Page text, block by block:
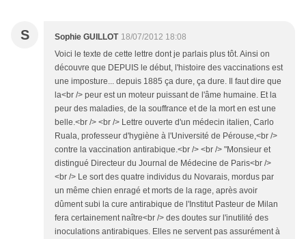
S Sophie GUILLOT 18/07/2012 18:08
Voici le texte de cette lettre dont je parlais plus tôt. Ainsi on
découvre que DEPUIS le début, l'histoire des vaccinations est
une imposture... depuis 1885 ça dure, ça dure. Il faut dire que
la<br /> peur est un moteur puissant de l'âme humaine. Et la
peur des maladies, de la souffrance et de la mort en est une
belle.<br /> <br /> Lettre ouverte d'un médecin italien, Carlo
Ruala, professeur d'hygiène à l'Université de Pérouse,<br />
contre la vaccination antirabique.<br /> <br /> "Monsieur et
distingué Directeur du Journal de Médecine de Paris<br />
<br /> Le sort des quatre individus du Novarais, mordus par
un même chien enragé et morts de la rage, après avoir
dûment subi la cure antirabique de l'Institut Pasteur de Milan
fera certainement naître<br /> des doutes sur l'inutilité des
inoculations antirabiques. Elles ne servent pas assurément à